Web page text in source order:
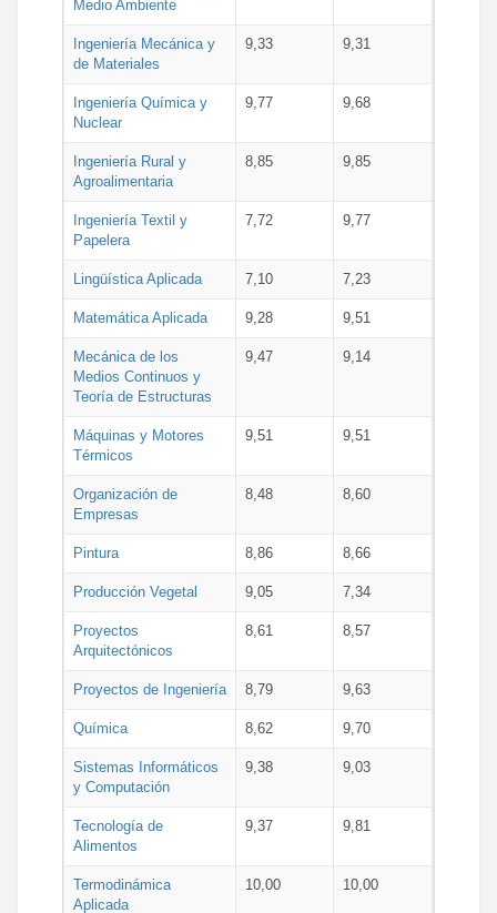
Medio Ambiente
Ingeniería Mecánica y
de Materiales
9,33 9,31
Ingeniería Química y
Nuclear
9,77 9,68
Ingeniería Rural y
Agroalimentaria
8,85 9,85
Ingeniería Textil y
Papelera
7,72 9,77
Lingüística Aplicada 7,10 7,23
Matemática Aplicada 9,28 9,51
Mecánica de los
Medios Continuos y
Teoría de Estructuras
9,47 9,14
Máquinas y Motores
Térmicos
9,51 9,51
Organización de
Empresas
8,48 8,60
Pintura 8,86 8,66
Producción Vegetal 9,05 7,34
Proyectos
Arquitectónicos
8,61 8,57
Proyectos de Ingeniería 8,79 9,63
Química 8,62 9,70
Sistemas Informáticos
y Computación
9,38 9,03
Tecnología de
Alimentos
9,37 9,81
Termodinámica
Aplicada
10,00 10,00